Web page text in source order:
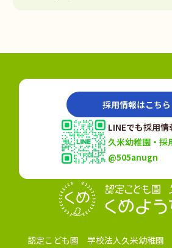
認定こども園 学校法人久米幼稚園
採用情報はこちら
LINEでも採用
久米幼稚園・採
@505anugn